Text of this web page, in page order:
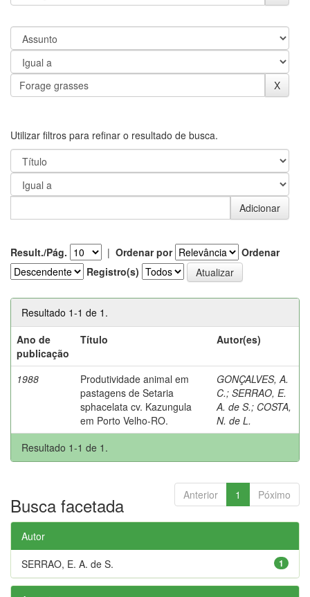
Utilizar filtros para refinar o resultado de busca.
Result./Pág. | Ordenar por
Ordenar
Registro(s)
Resultado 1-1 de 1.
Ano de
publicação
Título Autor(es)
1988
Produtividade animal em
pastagens de Setaria
sphacelata cv. Kazungula
em Porto Velho-RO.
GONÇALVES, A.
C.; SERRAO, E.
A. de S.; COSTA,
N. de L.
Resultado 1-1 de 1.
Anterior 1 Póximo
Busca facetada
Autor
1
SERRAO, E. A. de S.